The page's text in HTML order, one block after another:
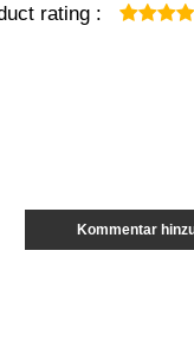
rating :
Kommentar